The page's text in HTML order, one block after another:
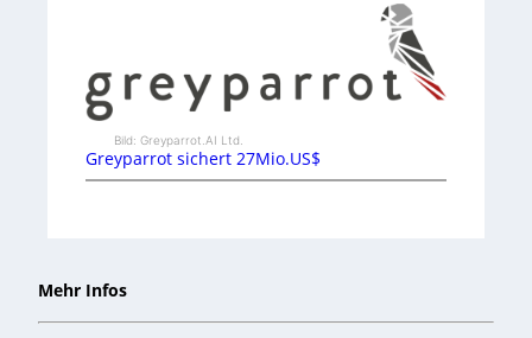
Bild: Greyparrot.AI Ltd.
Greyparrot sichert 27Mio.US$
Mehr Infos